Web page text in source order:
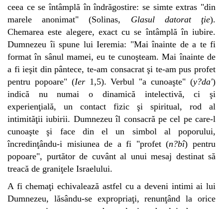
ceea ce se întâmplă în îndrăgostire: se simte extras "din
marele anonimat" (Solinas, Glasul datorat ţie).
Chemarea este alegere, exact cu se întâmplă în iubire.
Dumnezeu îi spune lui Ieremia: "Mai înainte de a te fi
format în sânul mamei, eu te cunoşteam. Mai înainte de
a fi ieşit din pântece, te-am consacrat şi te-am pus profet
pentru popoare" (Ier1,5). Verbul "a cunoaşte" (y?da')
indică nu numai o dinamică intelectivă, ci şi
experienţială, un contact fizic şi spiritual, rod al
intimităţii iubirii. Dumnezeu îl consacră pe cel pe care-l
cunoaşte şi face din el un simbol al poporului,
încredinţându-i misiunea de a fi "profet (n?bî) pentru
popoare", purtător de cuvânt al unui mesaj destinat să
treacă de graniţele Israelului.
A fi chemaţi echivalează astfel cu a deveni intimi ai lui
Dumnezeu, lăsându-se expropriaţi, renunţând la orice